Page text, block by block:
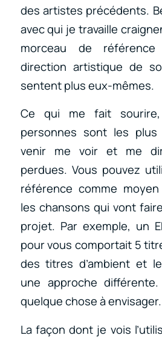
des artistes précédents.
avec qui je travaille
morceau de référence
direction artistique de
sentent plus eux-mêmes.
Ce qui me fait
personnes sont les plus
venir me voir et me
perdues. Vous pouvez
référence comme
les chansons qui vont
projet. Par exemple, un
pour vous comportait 5
des titres d’ambient et
une approche
quelque chose à envisager.
La façon dont je vois